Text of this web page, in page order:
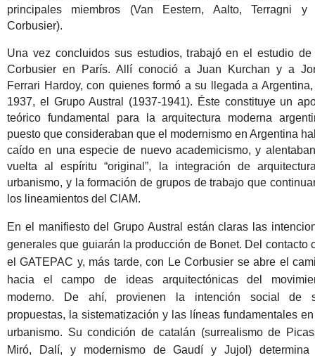
principales miembros (Van Eestern, Aalto, Terragni y
Corbusier).
Una vez concluidos sus estudios, trabajó en el estudio de
Corbusier en París. Allí conoció a Juan Kurchan y a
Ferrari Hardoy, con quienes formó a su llegada a
1937, el Grupo Austral (1937-1941). Éste constituye un
teórico fundamental para la arquitectura moderna
puesto que consideraban que el modernismo en Argentina
caído en una especie de nuevo academicismo, y
vuelta al espíritu “original”, la integración de
urbanismo, y la formación de grupos de trabajo que
los lineamientos del CIAM.
En el manifiesto del Grupo Austral están claras las
generales que guiarán la producción de Bonet. Del contacto
el GATEPAC y, más tarde, con Le Corbusier se abre el
hacia el campo de ideas arquitectónicasdel
moderno. De ahí, provienen la intención social de
propuestas, la sistematización y las líneas fundamentales en
urbanismo. Su condición de catalán (surrealismode
Miró, Dalí, y modernismo de Gaudí y Jujol) determina